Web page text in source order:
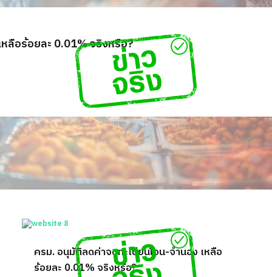
ลือร้อยละ 0.01% จริงหรือ?
ครม. อนุมัติลดค่าจดทะเบียนโอน-จำนอง เหลือ
ร้อยละ 0.01% จริงหรือ?